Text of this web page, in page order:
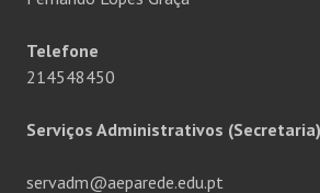
Telefone
214548450
Serviços Administrativos (Secretaria)
servadm@aeparede.edu.pt